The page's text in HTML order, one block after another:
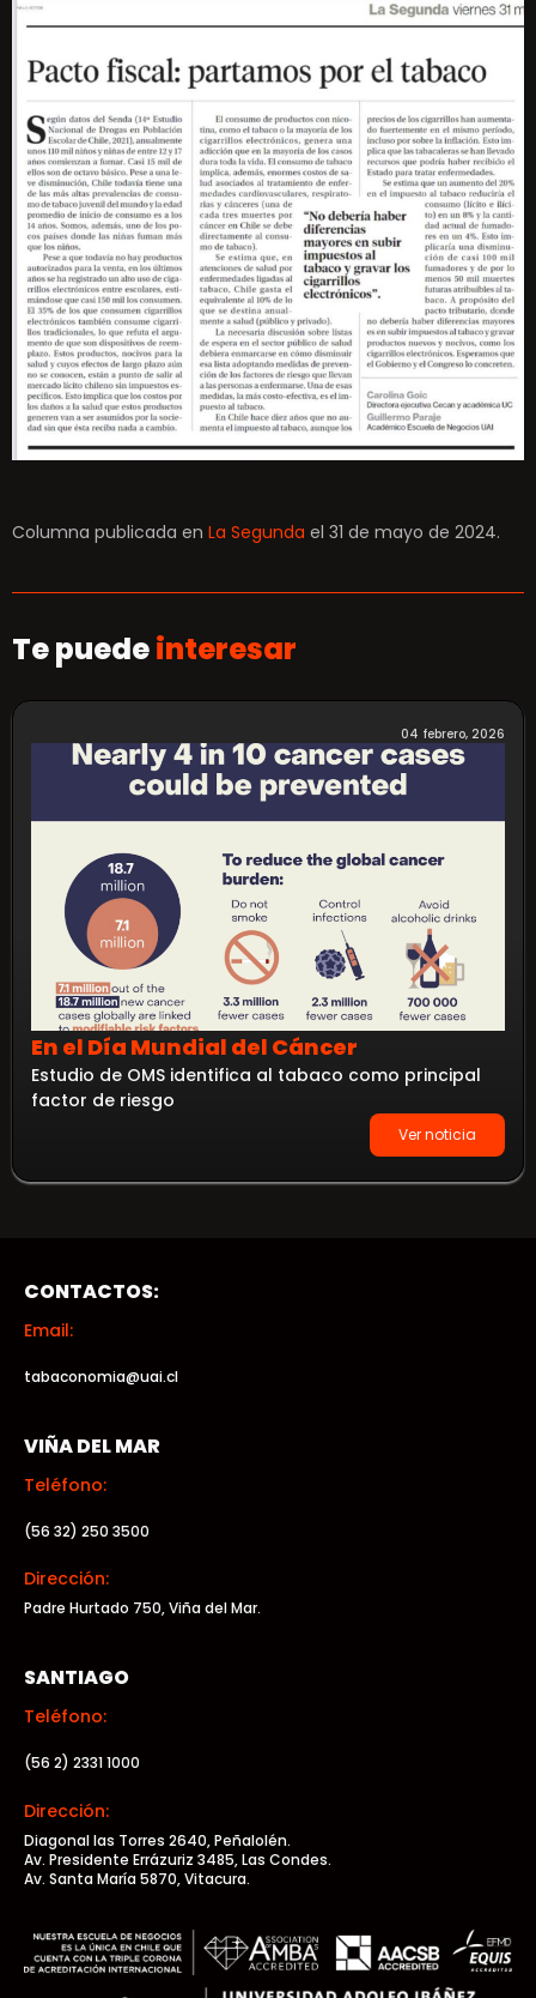
Columna publicada en La Segunda el 31 de mayo de 2024.
Te puedeinteresar
04 febrero, 2026
En el Día Mundial del Cáncer
Estudio de OMS identifica al tabaco como principal
factor de riesgo
Ver noticia
CONTACTOS:
Email:
tabaconomia@uai.cl
VIÑA DEL MAR
Teléfono:
(56 32) 250 3500
Dirección:
Padre Hurtado 750, Viña del Mar.
SANTIAGO
Teléfono:
(56 2) 2331 1000
Dirección:
Diagonal las Torres 2640, Peñalolén.
Av. Presidente Errázuriz 3485, Las Condes.
Av. Santa María 5870, Vitacura.